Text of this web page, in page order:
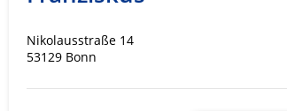
Nikolausstraße 14
53129 Bonn